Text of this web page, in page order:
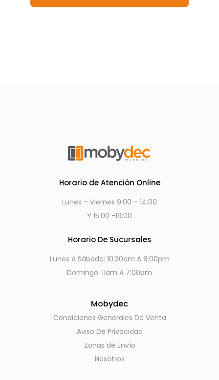
Horario de Atención Online
Lunes – Viernes 9:00 – 14:00
Y 15:00 -19:00
Horario De Sucursales
Lunes A Sábado: 10:30am A 8:00pm
Domingo: 11am A 7:00pm
Mobydec
Condiciones Generales De Venta
Aviso De Privacidad
Zonas de Envío
Nosotros